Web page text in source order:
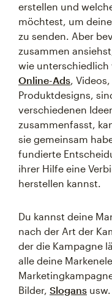
erstellen und
möchtest, um
zu senden. Aber
zusammen
wie unterschiedlich
Online-Ads,
Produktdesigns,
verschiedenen
zusammenfasst,
sie gemeinsam
fundierte
ihrer Hilfe eine
herstellen kannst.
Du kannst deine
nach der Art der
der die Kampagne
alle deine
Bilder, Slogans